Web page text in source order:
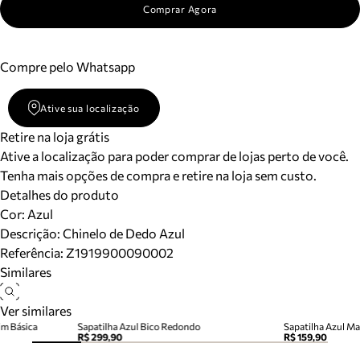
Comprar Agora
Compre pelo Whatsapp
Ative sua localização
Retire na loja grátis
Ative a localização para poder comprar de lojas perto de você.
Tenha mais opções de compra e retire na loja sem custo.
Detalhes do produto
Cor: Azul
Descrição: Chinelo de Dedo Azul
Referência: Z1919900090002
Similares
Ver similares
Sapatilha Azul Bico Redondo
R$ 299,90
Sapatilha Azul
R$ 159,90
Básica